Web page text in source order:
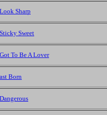
Sharp
Sweet
To Be A Lover
Born